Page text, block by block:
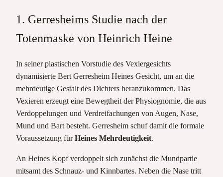
1. Gerresheims Studie nach der
Totenmaske von Heinrich Heine
In seiner plastischen Vorstudie des Vexiergesichts
dynamisierte Bert Gerresheim Heines Gesicht, um an die
mehrdeutige Gestalt des Dichters heranzukommen. Das
Vexieren erzeugt eine Bewegtheit der Physiognomie, die aus
Verdoppelungen und Verdreifachungen von Augen, Nase,
Mund und Bart besteht. Gerresheim schuf damit die formale
Voraussetzung fürHeines Mehrdeutigkeit.
An Heines Kopf verdoppelt sich zunächst die Mundpartie
mitsamt des Schnauz- und Kinnbartes. Neben die Nase tritt